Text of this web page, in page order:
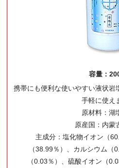
容量：
携帯にも便利な使いやすい液状岩
手軽に使え
原材料：湖
原産国：内蒙
主成分：塩化物イオン（
（38.99％）、カルシウム（
（0.03％）、硫酸イオン（